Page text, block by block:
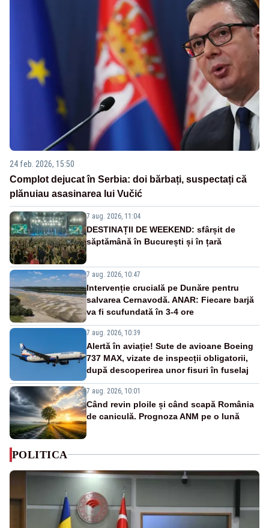
24 feb. 2026, 15:50
Complot dejucat în Serbia: doi bărbați, suspectați că
plănuiau asasinarea lui Vučić
7 aug. 2026, 11:04
DESTINAȚII DE WEEKEND: sfârșit de
săptămână în București și în țară
7 aug. 2026, 10:47
Intervenție crucială pe Dunăre pentru
salvarea Cernavodă. ANAR: Fiecare barjă
va fi scufundată în 3-4 ore
7 aug. 2026, 10:39
Alertă în aviație! Sute de avioane Boeing
737 MAX, vizate de inspecții obligatorii,
după descoperirea unor fisuri în fuselaj
7 aug. 2026, 10:01
Când revin ploile și când scapă România
de caniculă. Prognoza ANM pe o lună
POLITICA